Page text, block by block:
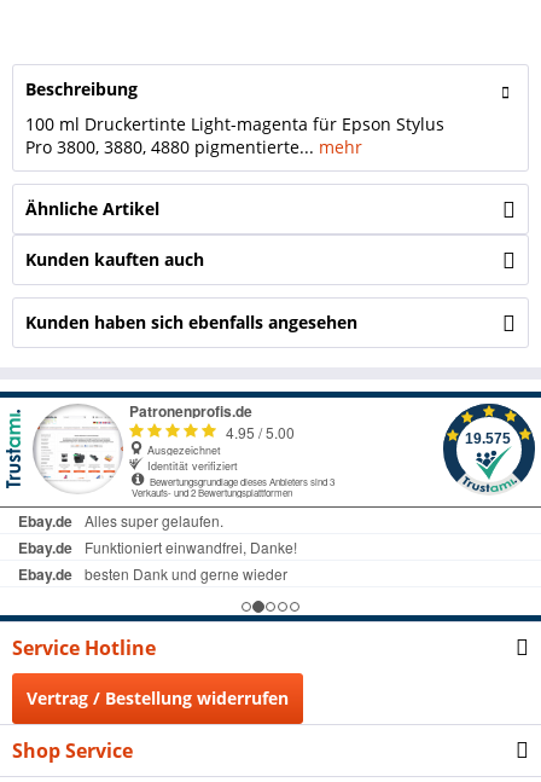
Beschreibung
100 ml Druckertinte Light-magenta für Epson Stylus
Pro 3800, 3880, 4880 pigmentierte... mehr
Ähnliche Artikel
Kunden kauften auch
Kunden haben sich ebenfalls angesehen
Service Hotline
Vertrag / Bestellung widerrufen
Shop Service